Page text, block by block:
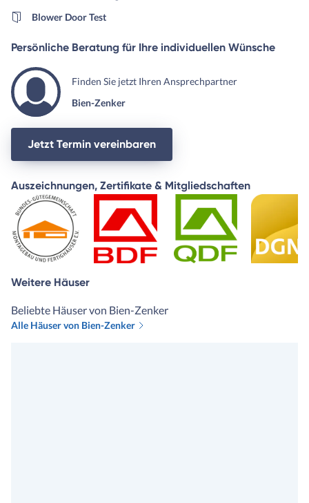
Blower Door Test
Persönliche Beratung für Ihre individuellen Wünsche
Finden Sie jetzt Ihren Ansprechpartner
Bien-Zenker
Jetzt Termin vereinbaren
Auszeichnungen, Zertifikate & Mitgliedschaften
Weitere Häuser
Beliebte Häuser von Bien-Zenker
Alle Häuser von Bien-Zenker